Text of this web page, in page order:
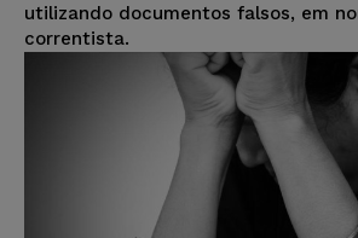
utilizando documentos falsos, em
correntista.